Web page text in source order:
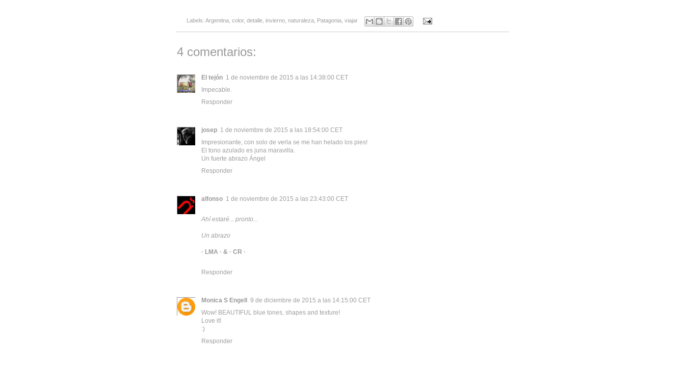
Labels: Argentina, color, detalle, invierno, naturaleza, Patagonia, viajar
4 comentarios:
El tejón 1 de noviembre de 2015 a las 14:38:00 CET
Impecable.
Responder
josep 1 de noviembre de 2015 a las 18:54:00 CET
Impresionante, con solo de verla se me han helado los pies!
El tono azulado es juna maravilla.
Un fuerte abrazo Ángel
Responder
alfonso 1 de noviembre de 2015 a las 23:43:00 CET
Ahí estaré... pronto...
Un abrazo
· LMA · & · CR ·
Responder
Monica S Engell 9 de diciembre de 2015 a las 14:15:00 CET
Wow! BEAUTIFUL blue tones, shapes and texture!
Love it!
:)
Responder